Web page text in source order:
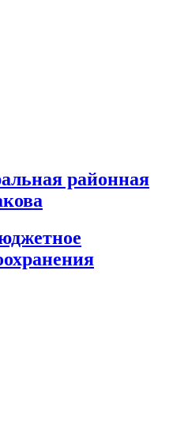
районная